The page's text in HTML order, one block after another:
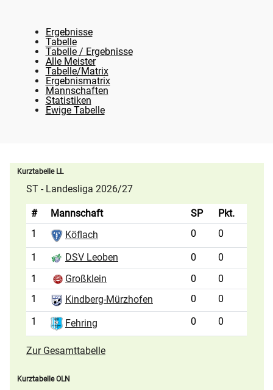
Ergebnisse
Tabelle
Tabelle / Ergebnisse
Alle Meister
Tabelle/Matrix
Ergebnismatrix
Mannschaften
Statistiken
Ewige Tabelle
Kurztabelle LL
ST - Landesliga 2026/27
# Mannschaft SP
Pkt.
1
Köflach 0 0
1 DSV Leoben 0
0
1
Großklein 0
0
1
Kindberg-Mürzhofen 0
0
1
Fehring 0 0
Zur Gesamttabelle
Kurztabelle OLN